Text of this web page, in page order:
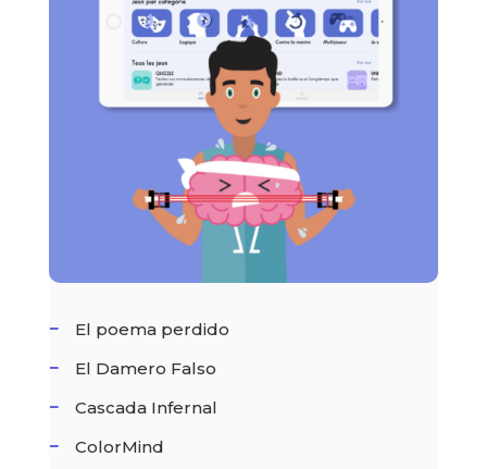
El poema perdido
El Damero Falso
Cascada Infernal
ColorMind